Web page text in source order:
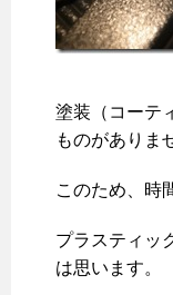
塗装（コーテ
ものがありま
このため、時
プラスティッ
は思います。